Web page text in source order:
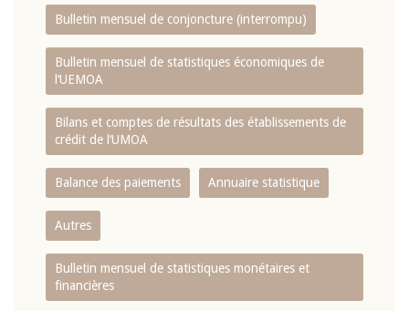
Bulletin mensuel de conjoncture (interrompu)
Bulletin mensuel de statistiques économiques de
l‘UEMOA
Bilans et comptes de résultats des établissements de
crédit de l‘UMOA
Balance des paiements Annuaire statistique
Autres
Bulletin mensuel de statistiques monétaires et
financières